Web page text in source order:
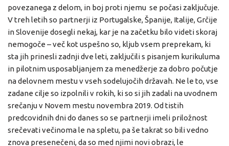
povezanega z delom, in boj proti njemu se počasi zaključuje.
V treh letih so partnerji iz Portugalske, Španije, Italije, Grčije
in Slovenije dosegli nekaj, kar je na začetku bilo videti skoraj
nemogoče – več kot uspešno so, kljub vsem preprekam, ki
sta jih prinesli zadnji dve leti, zaključili s pisanjem kurikuluma
in pilotnim usposabljanjem za menedžerje za dobro počutje
na delovnem mestu v vseh sodelujočih državah. Ne le to, vse
zadane cilje so izpolnili v rokih, ki so si jih zadali na uvodnem
srečanju v Novem mestu novembra 2019. Od tistih
predcovidnih dni do danes so se partnerji imeli priložnost
srečevati večinoma le na spletu, pa še takrat so bili vedno
znova presenečeni, da so med njimi novi obrazi, le